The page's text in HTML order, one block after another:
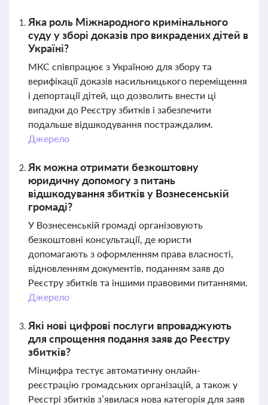
Яка роль Міжнародного кримінального
суду у зборі доказів про викрадених дітей в
Україні?
МКС співпрацює з Україною для збору та
верифікації доказів насильницького переміщення
і депортації дітей, що дозволить внести ці
випадки до Реєстру збитків і забезпечити
подальше відшкодування постраждалим.
Джерело
Як можна отримати безкоштовну
юридичну допомогу з питань
відшкодування збитків у Вознесенській
громаді?
У Вознесенській громаді організовують
безкоштовні консультації, де юристи
допомагають з оформленням права власності,
відновленням документів, поданням заяв до
Реєстру збитків та іншими правовими питаннями.
Джерело
Які нові цифрові послуги впроваджують
для спрощення подання заяв до Реєстру
збитків?
Мінцифра тестує автоматичну онлайн-
реєстрацію громадських організацій, а також у
Реєстрі збитків з’явилася нова категорія для заяв